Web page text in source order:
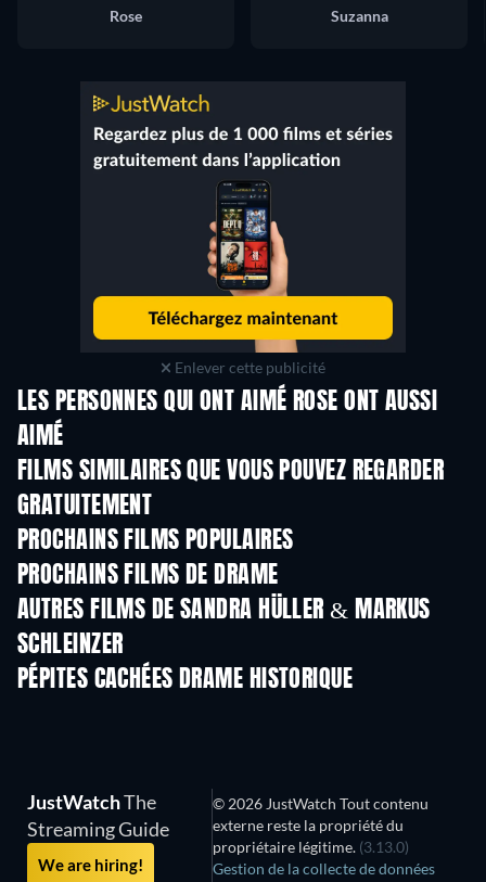
Rose
Suzanna
Enlever cette publicité
LES PERSONNES QUI ONT AIMÉ ROSE ONT AUSSI
AIMÉ
FILMS SIMILAIRES QUE VOUS POUVEZ REGARDER
GRATUITEMENT
PROCHAINS FILMS POPULAIRES
PROCHAINS FILMS DE DRAME
AUTRES FILMS DE SANDRA HÜLLER & MARKUS
SCHLEINZER
PÉPITES CACHÉES DRAME HISTORIQUE
JustWatchThe
Streaming Guide
We are hiring!
© 2026 JustWatch Tout contenu
externe reste la propriété du
propriétaire légitime. (3.13.0)
Gestion de la collecte de données